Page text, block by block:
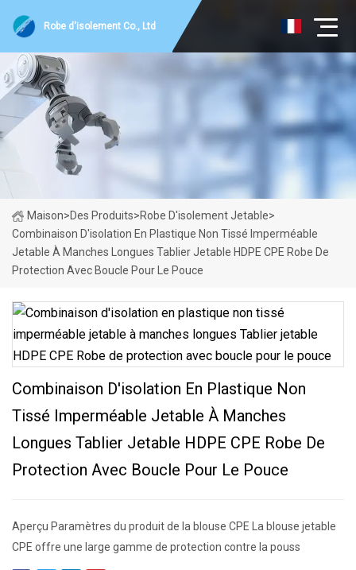
Robe d'isolement Co., Ltd
Maison>Des Produits>Robe D'isolement Jetable>
Combinaison D'isolation En Plastique Non Tissé Imperméable
Jetable À Manches Longues Tablier Jetable HDPE CPE Robe De
Protection Avec Boucle Pour Le Pouce
Combinaison D'isolation En Plastique Non
Tissé Imperméable Jetable À Manches
Longues Tablier Jetable HDPE CPE Robe De
Protection Avec Boucle Pour Le Pouce
Aperçu Paramètres du produit de la blouse CPE La blouse jetable
CPE offre une large gamme de protection contre la pouss